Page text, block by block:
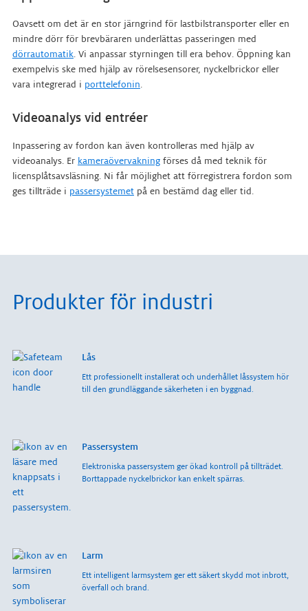
Oavsett om det är en stor järngrind för lastbilstransporter eller en
mindre dörr för brevbäraren underlättas passeringen med
dörrautomatik. Vi anpassar styrningen till era behov. Öppning kan
exempelvis ske med hjälp av rörelsesensorer, nyckelbrickor eller
vara integrerad i porttelefonin.
Videoanalys vid entréer
Inpassering av fordon kan även kontrolleras med hjälp av
videoanalys. Er kameraövervakningförses då med teknik för
licensplåtsavsläsning. Ni får möjlighet att förregistrera fordon som
ges tillträde i passersystemetpå en bestämd dag eller tid.
Produkter för industri
Lås
Ett professionellt installerat och underhållet låssystem hör
till den grundläggande säkerheten i en byggnad.
Passersystem
Elektroniska passersystem ger ökad kontroll på tillträdet.
Borttappade nyckelbrickor kan enkelt spärras.
Larm
Ett intelligent larmsystem ger ett säkert skydd mot inbrott,
överfall och brand.